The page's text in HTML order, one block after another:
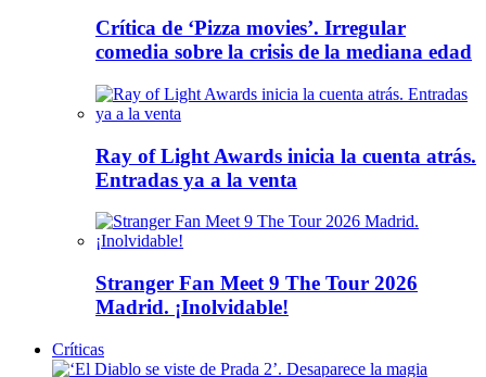
Crítica de ‘Pizza movies’. Irregular
comedia sobre la crisis de la mediana edad
Ray of Light Awards inicia la cuenta atrás.
Entradas ya a la venta
Stranger Fan Meet 9 The Tour 2026
Madrid. ¡Inolvidable!
Críticas